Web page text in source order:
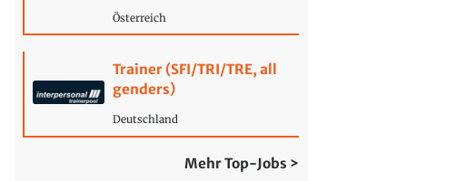
Österreich
Trainer (SFI/TRI/TRE, all
genders)
Deutschland
Mehr Top-Jobs >